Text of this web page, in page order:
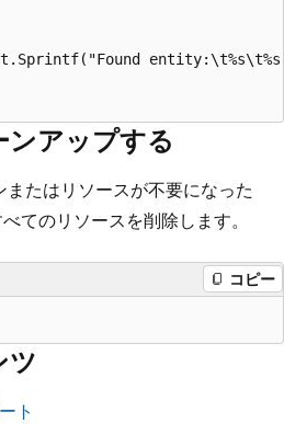
ンアップする
たはリソースが不要になった
てのリソースを削除します。
コピー
ツ
ト